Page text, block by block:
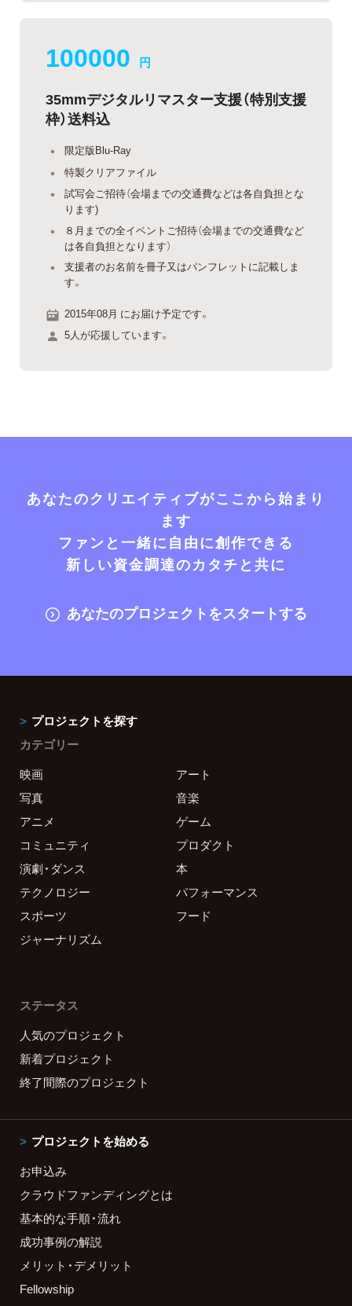
100000 円
35mmデジタルリマスター支援（特別支援
枠）送料込
限定版Blu-Ray
特製クリアファイル
試写会ご招待（会場までの交通費などは各自負担とな
ります)
８月までの全イベントご招待（会場までの交通費など
は各自負担となります）
支援者のお名前を冊子又はパンフレットに記載しま
す。
2015年08月 にお届け予定です。
5人が応援しています。
あなたのクリエイティブがここから始まり
ます
ファンと一緒に自由に創作できる
新しい資金調達のカタチと共に
あなたのプロジェクトをスタートする
プロジェクトを探す
カテゴリー
映画
アート
写真
音楽
アニメ
ゲーム
コミュニティ
プロダクト
演劇・ダンス
本
テクノロジー
パフォーマンス
スポーツ
フード
ジャーナリズム
ステータス
人気のプロジェクト
新着プロジェクト
終了間際のプロジェクト
プロジェクトを始める
お申込み
クラウドファンディングとは
基本的な手順・流れ
成功事例の解説
メリット・デメリット
Fellowship